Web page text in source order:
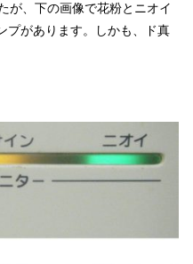
が、下の画像で花粉とニオイ
プがあります。しかも、ド真